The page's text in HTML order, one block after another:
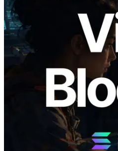
Validators Solutions
Analyzer — แสดงเว
ระดับ slot และบาลิเด